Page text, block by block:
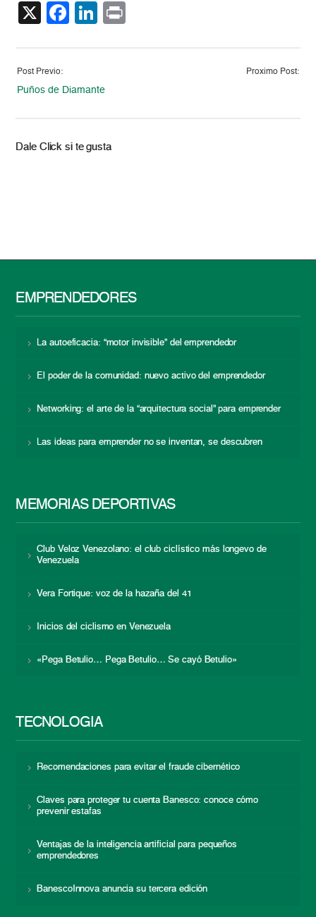
X Facebook
LinkedIn
Post Previo:
Puños de Diamante
Proximo Post:
Dale Click si te gusta
EMPRENDEDORES
La autoeficacia: “motor invisible” del emprendedor
El poder de la comunidad: nuevo activo del emprendedor
Networking: el arte de la “arquitectura social” para emprender
Las ideas para emprender no se inventan, se descubren
MEMORIAS DEPORTIVAS
Club Veloz Venezolano: el club ciclístico más longevo de
Venezuela
Vera Fortique: voz de la hazaña del 41
Inicios del ciclismo en Venezuela
«Pega Betulio… Pega Betulio… Se cayó Betulio»
TECNOLOGÍA
Recomendaciones para evitar el fraude cibernético
Claves para proteger tu cuenta Banesco: conoce cómo
prevenir estafas
Ventajas de la inteligencia artificial para pequeños
emprendedores
BanescoInnova anuncia su tercera edición